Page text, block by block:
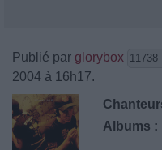
Publié par glorybox 11738
2004 à 16h17.
Albums :